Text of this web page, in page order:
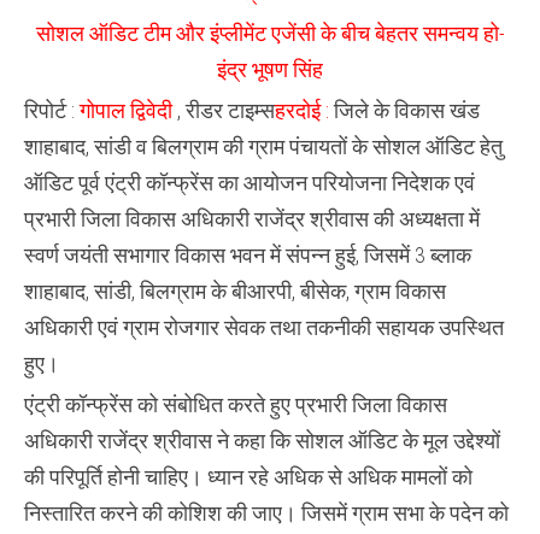
के
के
हुआ
एन्ट्री
कॉन्फ्रेंस
आयोजन
सोशल ऑडिट टीम और इंप्लीमेंट एजेंसी के बीच बेहतर समन्वय हो-
इंद्र भूषण सिंह
रिपोर्ट :गोपाल द्विवेदी, रीडर टाइम्सहरदोई :जिले के विकास खंड
शाहाबाद, सांडी व बिलग्राम की ग्राम पंचायतों के सोशल ऑडिट हेतु
ऑडिट पूर्व एंट्री कॉन्फ्रेंस का आयोजन परियोजना निदेशक एवं
प्रभारी जिला विकास अधिकारी राजेंद्र श्रीवास की अध्यक्षता में
स्वर्ण जयंती सभागार विकास भवन में संपन्न हुई, जिसमें 3 ब्लाक
शाहाबाद, सांडी, बिलग्राम के बीआरपी, बीसेक, ग्राम विकास
अधिकारी एवं ग्राम रोजगार सेवक तथा तकनीकी सहायक उपस्थित
हुए।
एंट्री कॉन्फ्रेंस को संबोधित करते हुए प्रभारी जिला विकास
अधिकारी राजेंद्र श्रीवास ने कहा कि सोशल ऑडिट के मूल उद्देश्यों
की परिपूर्ति होनी चाहिए। ध्यान रहे अधिक से अधिक मामलों को
निस्तारित करने की कोशिश की जाए। जिसमें ग्राम सभा के पदेन को